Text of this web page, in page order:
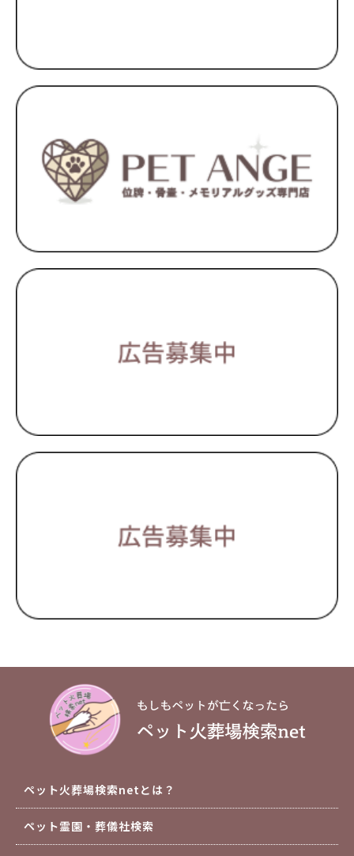
ペット火葬場検索netとは？
ペット霊園・葬儀社検索